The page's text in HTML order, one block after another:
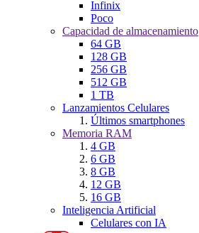
Infinix
Poco
Capacidad de almacenamiento
64 GB
128 GB
256 GB
512 GB
1 TB
Lanzamientos Celulares
Últimos smartphones
Memoria RAM
4 GB
6 GB
8 GB
12 GB
16 GB
Inteligencia Artificial
Celulares con IA